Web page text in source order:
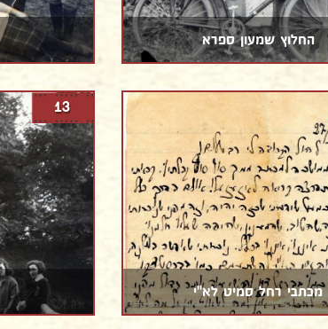
החלוץ שמעון ספרא
מכתבי רחל סמיט לא''י
13